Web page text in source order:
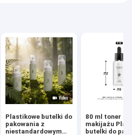
Plastikowe butelki do
pakowania z
niestandardowym
80 ml toner do
makijażu
butelki do